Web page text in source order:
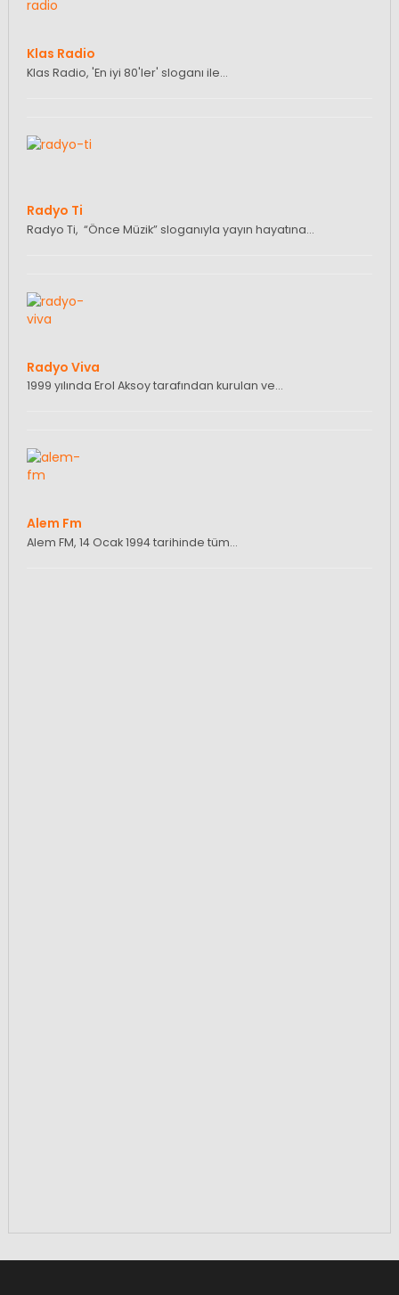
Klas Radio
Klas Radio, 'En iyi 80'ler' sloganı ile…
Radyo Ti
Radyo Ti, “Önce Müzik” sloganıyla yayın hayatına…
Radyo Viva
1999 yılında Erol Aksoy tarafından kurulan ve…
Alem Fm
Alem FM, 14 Ocak 1994 tarihinde tüm…